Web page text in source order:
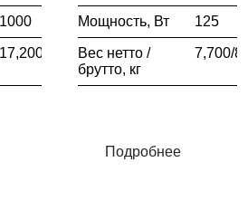
1000
17,200/18,200
Мощность, Вт 125
Вес нетто /
брутто, кг
7,700/
Подробнее